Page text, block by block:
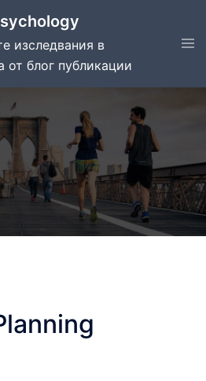
изследвания в
от блог публикации